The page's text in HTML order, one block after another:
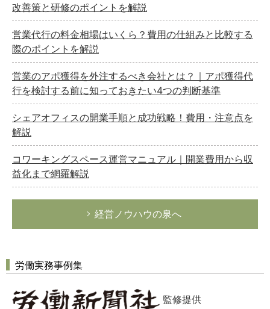
改善策と研修のポイントを解説
営業代行の料金相場はいくら？費用の仕組みと比較する
際のポイントを解説
営業のアポ獲得を外注するべき会社とは？｜アポ獲得代
行を検討する前に知っておきたい4つの判断基準
シェアオフィスの開業手順と成功戦略！費用・注意点を
解説
コワーキングスペース運営マニュアル｜開業費用から収
益化まで網羅解説
経営ノウハウの泉へ
労働実務事例集
監修提供